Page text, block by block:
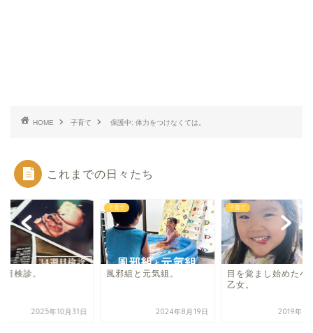
HOME 子育て 保護中: 体力をつけなくては。
これまでの日々たち
目検診。
2025年10月31日
子育て
風邪組と元気組。
2024年8月19日
子育て
目を覚まし始めた小
乙女。
2019年5